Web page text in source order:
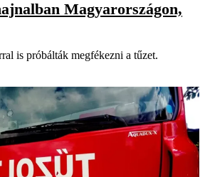
Magyarországon,
is próbálták megfékezni a tűzet.